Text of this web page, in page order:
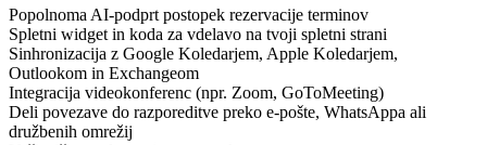
Popolnoma AI-podprt postopek rezervacije terminov
Spletni widget in koda za vdelavo na tvoji spletni strani
Sinhronizacija z Google Koledarjem, Apple Koledarjem,
Outlookom in Exchangeom
Integracija videokonferenc (npr. Zoom, GoToMeeting)
Deli povezave do razporeditve preko e-pošte, WhatsAppa ali
družbenih omrežij